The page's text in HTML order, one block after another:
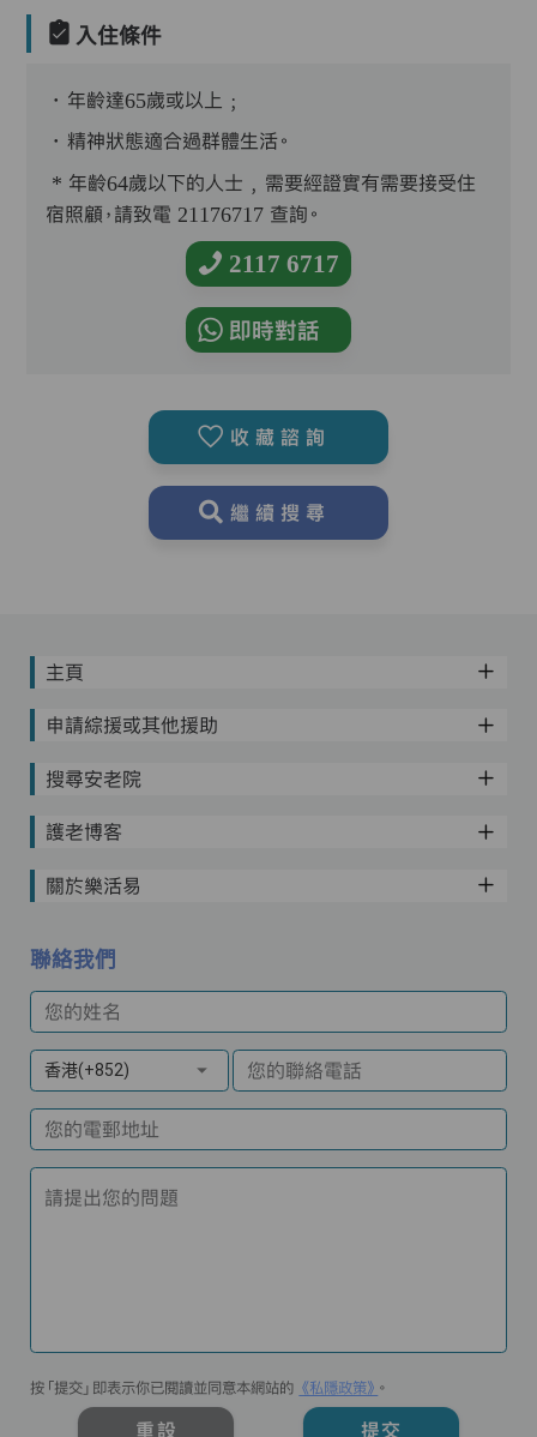
入住條件
．年齡達65歲或以上﹔
．精神狀態適合過群體生活。
* 年齡64歲以下的人士﹐需要經證實有需要接受住
宿照顧，請致電 21176717 查詢。
2117 6717
即時對話
收藏諮詢
繼續搜尋
主頁
申請綜援或其他援助
搜尋安老院
護老博客
關於樂活易
聯絡我們
您的姓名
香港(+852) 您的聯絡電話
您的電郵地址
請提出您的問題
按「提交」即表示你已閱讀並同意本網站的 《私隱政策》 。
重設 提交